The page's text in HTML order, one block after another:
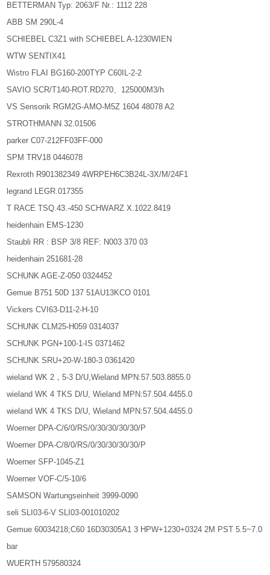
BETTERMAN Typ: 2063/F Nr.: 1112 228
ABB SM 290L-4
SCHIEBEL C3Z1 with SCHIEBEL A-1230WIEN
WTW SENTIX41
Wistro FLAI BG160-200TYP C60IL-2-2
SAVIO SCR/T140-ROT.RD270、125000M3/h
VS Sensorik RGM2G-AMO-M5Z 1604 48078 A2
STROTHMANN 32.01506
parker C07-212FF03FF-000
SPM TRV18 0446078
Rexroth R901382349 4WRPEH6C3B24L-3X/M/24F1
legrand LEGR.017355
T RACE TSQ.43.-450 SCHWARZ X.1022.8419
heidenhain EMS-1230
Staubli RR : BSP 3/8 REF: N003 370 03
heidenhain 251681-28
SCHUNK AGE-Z-050 0324452
Gemue B751 50D 137 51AU13KCO 0101
Vickers CVI63-D11-2-H-10
SCHUNK CLM25-H059 0314037
SCHUNK PGN+100-1-IS 0371462
SCHUNK SRU+20-W-180-3 0361420
wieland WK 2，5-3 D/U,Wieland MPN:57.503.8855.0
wieland WK 4 TKS D/U, Wieland MPN:57.504.4455.0
wieland WK 4 TKS D/U, Wieland MPN:57.504.4455.0
Woerner DPA-C/6/0/RS/0/30/30/30/30/P
Woerner DPA-C/8/0/RS/0/30/30/30/30/P
Woerner SFP-1045-Z1
Woerner VOF-C/5-10/6
SAMSON Wartungseinheit 3999-0090
seli SLI03-6-V SLI03-001010202
Gemue 60034218;C60 16D30305A1 3 HPW+1230+0324 2M PST 5.5~7.0
bar
WUERTH 579580324